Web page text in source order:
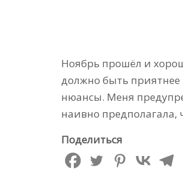
Ноябрь прошёл и
должно быть приятнее
нюансы. Меня
наивно предполагала,
Поделиться